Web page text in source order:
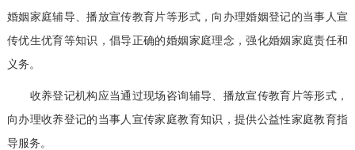
婚姻家庭辅导、播放宣传教育片等形式，向办理婚姻登记的当事人宣
传优生优育等知识，倡导正确的婚姻家庭理念，强化婚姻家庭责任和
义务。
收养登记机构应当通过现场咨询辅导、播放宣传教育片等形式，
向办理收养登记的当事人宣传家庭教育知识，提供公益性家庭教育指
导服务。